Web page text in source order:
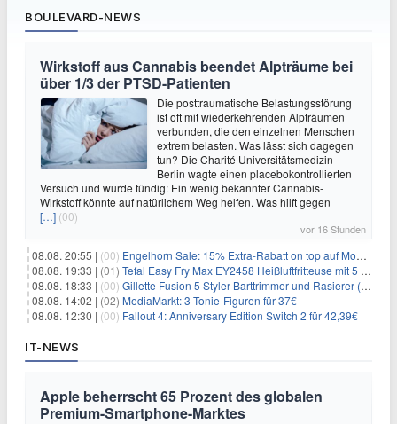
BOULEVARD-NEWS
Wirkstoff aus Cannabis beendet Alpträume bei
über 1/3 der PTSD-Patienten
Die posttraumatische Belastungsstörung
ist oft mit wiederkehrenden Alpträumen
verbunden, die den einzelnen Menschen
extrem belasten. Was lässt sich dagegen
tun? Die Charité Universitätsmedizin
Berlin wagte einen placebokontrollierten
Versuch und wurde fündig: Ein wenig bekannter Cannabis-
Wirkstoff könnte auf natürlichem Weg helfen. Was hilft gegen
[…] (00)
vor 16 Stunden
08.08. 20:55 | (00) Engelhorn Sale: 15% Extra-Rabatt on top auf Mode- und Sport-Artikel
08.08. 19:33 | (01) Tefal Easy Fry Max EY2458 Heißluftfritteuse mit 5 Litern für 64,99€
08.08. 18:33 | (00) Gillette Fusion 5 Styler Barttrimmer und Rasierer (All in One) für 16€
08.08. 14:02 | (02) MediaMarkt: 3 Tonie-Figuren für 37€
08.08. 12:30 | (00) Fallout 4: Anniversary Edition Switch 2 für 42,39€
IT-NEWS
Apple beherrscht 65 Prozent des globalen
Premium-Smartphone-Marktes